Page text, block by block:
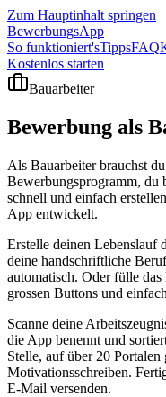
Zum Hauptinhalt springen
BewerbungsApp
So funktioniert'sTippsFAQ
Kostenlos starten
Bauarbeiter
Bewerbung als
Als Bauarbeiter brauchst
Bewerbungsprogramm, du
schnell und einfach
App entwickelt.
Erstelle deinen Lebenslauf
deine handschriftliche
automatisch. Oder fülle
grossen Buttons und
Scanne deine
die App benennt und
Stelle, auf über 20
Motivationsschreiben.
E-Mail versenden.